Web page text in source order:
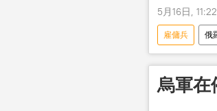
5月16日, 11:22
雇傭兵 俄
烏軍在